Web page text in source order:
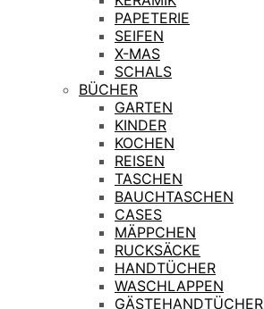
PAPETERIE
SEIFEN
X-MAS
SCHALS
BÜCHER
GARTEN
KINDER
KOCHEN
REISEN
TASCHEN
BAUCHTASCHEN
CASES
MÄPPCHEN
RUCKSÄCKE
HANDTÜCHER
WASCHLAPPEN
GÄSTEHANDTÜCHER